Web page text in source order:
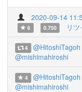
2020-09-14
6
0.750 リ
4 @HitoshiTagoh
@mishimahiroshi
4 @HitoshiTagoh
@mishimahiroshi